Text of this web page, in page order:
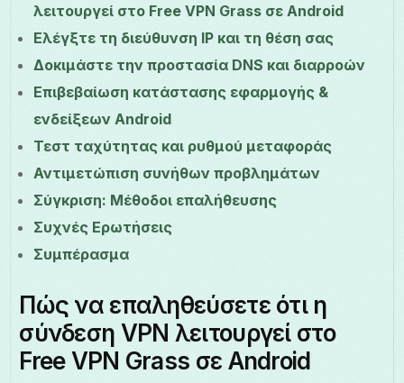
λειτουργεί στο Free VPN Grass σε Android
Ελέγξτε τη διεύθυνση IP και τη θέση σας
Δοκιμάστε την προστασία DNS και διαρροών
Επιβεβαίωση κατάστασης εφαρμογής &
ενδείξεων Android
Τεστ ταχύτητας και ρυθμού μεταφοράς
Αντιμετώπιση συνήθων προβλημάτων
Σύγκριση: Μέθοδοι επαλήθευσης
Συχνές Ερωτήσεις
Συμπέρασμα
Πώς να επαληθεύσετε ότι η
σύνδεση VPN λειτουργεί στο
Free VPN Grass σε Android